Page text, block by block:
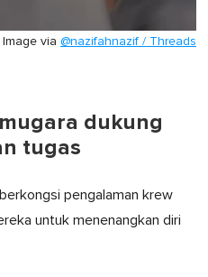
Image via @nazifahnazif / Threads
dukung
tugas
pengalaman krew
untuk menenangkan diri